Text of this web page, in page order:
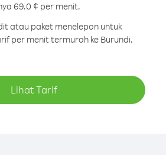
69.0 ¢ per menit.
atau paket menelepon untuk
per menit termurah ke Burundi.
Lihat Tarif